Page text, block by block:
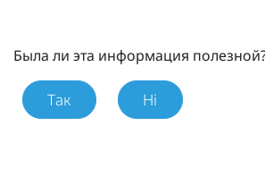
Была ли эта информация
Так Ні